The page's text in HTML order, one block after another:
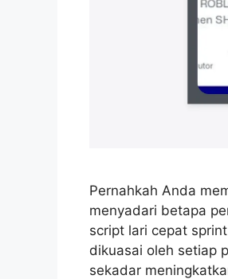
Pernahkah Anda
menyadari betapa
script lari cepat
dikuasai oleh setiap
sekadar